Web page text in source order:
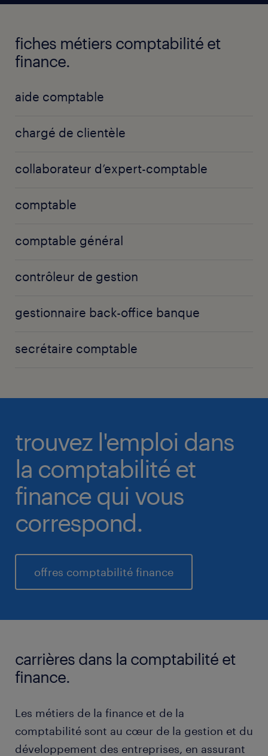
fiches métiers comptabilité et
finance.
aide comptable
chargé de clientèle
collaborateur d’expert-comptable
comptable
comptable général
contrôleur de gestion
gestionnaire back-office banque
secrétaire comptable
trouvez l'emploi dans
la comptabilité et
finance qui vous
correspond.
offres comptabilité finance
carrières dans la comptabilité et
finance.
Les métiers de la finance et de la
comptabilité sont au cœur de la gestion et du
développement des entreprises, en assurant